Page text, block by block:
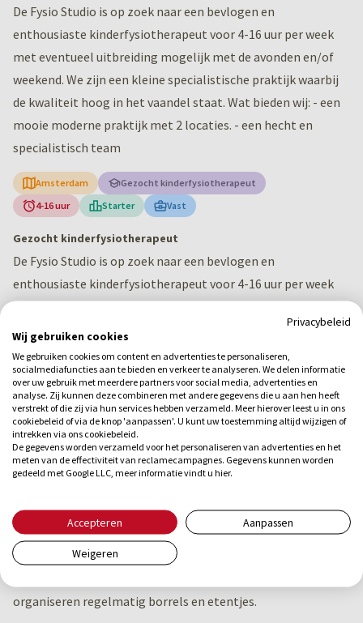
De Fysio Studio is op zoek naar een bevlogen en
enthousiaste kinderfysiotherapeut voor 4-16 uur per week
met eventueel uitbreiding mogelijk met de avonden en/of
weekend. We zijn een kleine specialistische praktijk waarbij
de kwaliteit hoog in het vaandel staat. Wat bieden wij: - een
mooie moderne praktijk met 2 locaties. - een hecht en
specialistisch team
Amsterdam
Gezocht kinderfysiotherapeut
4-16 uur
Starter Vast
Gezocht kinderfysiotherapeut
De Fysio Studio is op zoek naar een bevlogen en
enthousiaste kinderfysiotherapeut voor 4-16 uur per week
met eventueel uitbreiding mogelijk met de avonden en/of
weekend. We zijn een kleine specialistische praktijk waarbij
de kwaliteit hoog in het vaandel staat. Wat bieden wij: - een
mooie moderne praktijk met 2 locaties. - een hecht en
specialistisch team
- korte lijntjes met verwijzers - goede arbeidsvoorwaarden -
ruimte beschikbaar op woensdag en donderdag, avonden en
Ons team bestaat uit twee bekkenfysiotherapeuten, twee
manueeltherapeut en twee kinderfysiotherapeuten We zijn
organiseren regelmatig borrels en etentjes.
Privacybeleid
Wij gebruiken cookies
We gebruiken cookies om content en advertenties te personaliseren,
socialmediafuncties aan te bieden en verkeer te analyseren. We delen informatie
over uw gebruik met meerdere partners voor social media, advertenties en
analyse. Zij kunnen deze combineren met andere gegevens die u aan hen heeft
verstrekt of die zij via hun services hebben verzameld. Meer hierover leest u in ons
cookiebeleid of via de knop 'aanpassen'. U kunt uw toestemming altijd wijzigen of
intrekken via ons cookiebeleid.
De gegevens worden verzameld voor het personaliseren van advertenties en het
meten van de effectiviteit van reclamecampagnes. Gegevens kunnen worden
gedeeld met Google LLC, meer informatie vindt u hier.
Accepteren Aanpassen
Weigeren